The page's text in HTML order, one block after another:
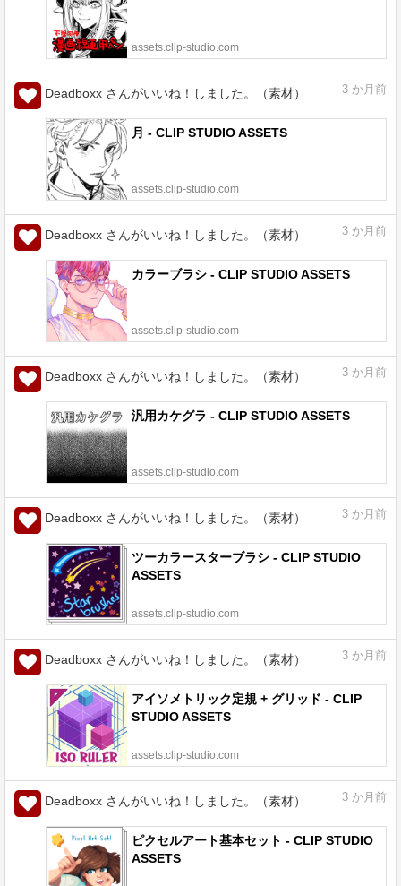
assets.clip-studio.com
Deadboxx さんがいいね！しました。（素材） 3 か月前
月 - CLIP STUDIO ASSETS
assets.clip-studio.com
Deadboxx さんがいいね！しました。（素材） 3 か月前
カラーブラシ - CLIP STUDIO ASSETS
assets.clip-studio.com
Deadboxx さんがいいね！しました。（素材） 3 か月前
汎用カケグラ - CLIP STUDIO ASSETS
assets.clip-studio.com
Deadboxx さんがいいね！しました。（素材） 3 か月前
ツーカラースターブラシ - CLIP STUDIO
ASSETS
assets.clip-studio.com
Deadboxx さんがいいね！しました。（素材） 3 か月前
アイソメトリック定規 + グリッド - CLIP
STUDIO ASSETS
assets.clip-studio.com
Deadboxx さんがいいね！しました。（素材） 3 か月前
ピクセルアート基本セット - CLIP STUDIO
ASSETS